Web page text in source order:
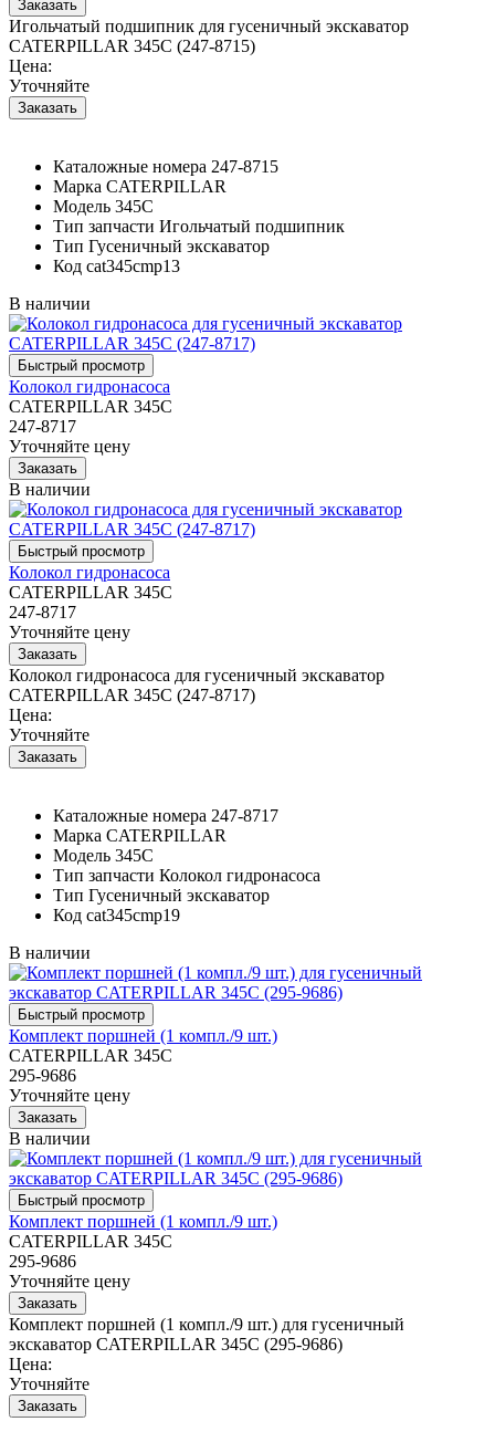
Игольчатый подшипник для гусеничный экскаватор
CATERPILLAR 345C (247-8715)
Цена:
Уточняйте
Каталожные номера 247-8715
Марка CATERPILLAR
Модель 345C
Тип запчасти Игольчатый подшипник
Тип Гусеничный экскаватор
Код cat345cmp13
В наличии
Колокол гидронасоса
CATERPILLAR 345C
247-8717
Уточняйте цену
В наличии
Колокол гидронасоса
CATERPILLAR 345C
247-8717
Уточняйте цену
Колокол гидронасоса для гусеничный экскаватор
CATERPILLAR 345C (247-8717)
Цена:
Уточняйте
Каталожные номера 247-8717
Марка CATERPILLAR
Модель 345C
Тип запчасти Колокол гидронасоса
Тип Гусеничный экскаватор
Код cat345cmp19
В наличии
Комплект поршней (1 компл./9 шт.)
CATERPILLAR 345C
295-9686
Уточняйте цену
В наличии
Комплект поршней (1 компл./9 шт.)
CATERPILLAR 345C
295-9686
Уточняйте цену
Комплект поршней (1 компл./9 шт.) для гусеничный
экскаватор CATERPILLAR 345C (295-9686)
Цена:
Уточняйте